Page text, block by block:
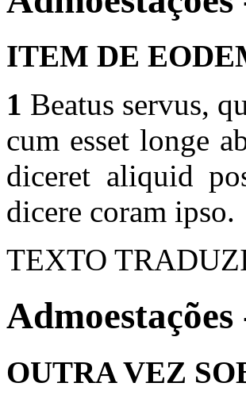
ITEM DE
1 Beatus servus,
cum esset longe
diceret aliquid
dicere coram ipso.
TEXTO
Admoestações
OUTRA VEZ